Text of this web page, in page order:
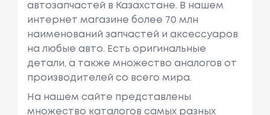
автозапчастей в Казахстане. В нашем
интернет магазине более 70 млн
наименований запчастей и аксессуаров
на любые авто. Есть оригинальные
детали, а также множество аналогов от
производителей со всего мира.
На нашем сайте представлены
множество каталогов самых разных